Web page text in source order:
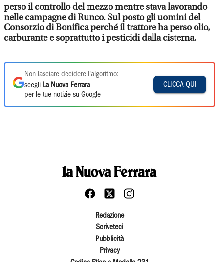
perso il controllo del mezzo mentre stava lavorando
nelle campagne di Runco. Sul posto gli uomini del
Consorzio di Bonifica perché il trattore ha perso olio,
carburante e soprattutto i pesticidi dalla cisterna.
Non lasciare decidere l'algoritmo:
scegli La Nuova Ferrara
per le tue notizie su Google
CLICCA QUI
Redazione
Scriveteci
Pubblicità
Privacy